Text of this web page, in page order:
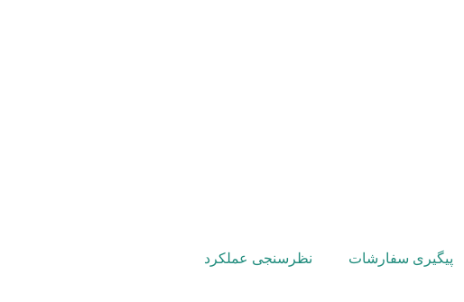
پیگیری سفارشات نظرسنجی عملکرد